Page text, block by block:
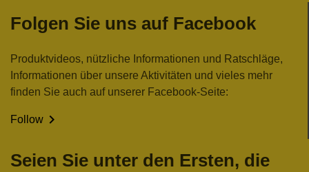
Folgen Sie uns auf Facebook
Produktvideos, nützliche Informationen und Ratschläge,
Informationen über unsere Aktivitäten und vieles mehr
finden Sie auch auf unserer Facebook-Seite:
Follow 
Seien Sie unter den Ersten, die